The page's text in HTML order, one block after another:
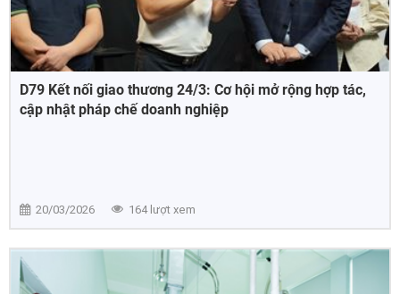
D79 Kết nối giao thương 24/3: Cơ hội mở rộng hợp tác,
cập nhật pháp chế doanh nghiệp
20/03/2026 164 lượt xem